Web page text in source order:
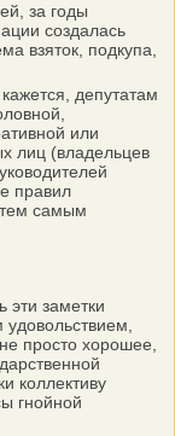
за годы
создалась
взяток, подкупа,
депутатам
или
лиц (владельцев
правил
самым
заметки
просто хорошее,
коллективу
гнойной